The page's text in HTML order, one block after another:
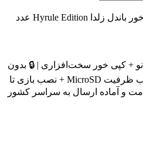
🎮 خرید Nintendo Switch Lite نو + کپی خور سخت‌افزاری | 🔒 بدون
آنباکس شدن دستگاه | 💾 انتخاب ظرفیت MicroSD + نصب بازی تا